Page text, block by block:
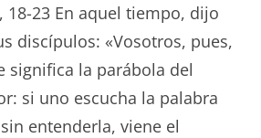
18-23 En aquel tiempo, dijo
discípulos: «Vosotros, pues,
significa la parábola del
si uno escucha la palabra
entenderla, viene el